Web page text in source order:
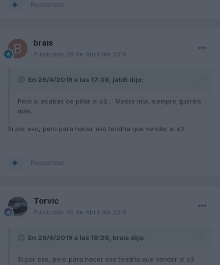
Responder
brais
Publicado 29 de Abril del 2019
En 29/4/2019 a las 17:38, jatdt dijo:
Pero si acabas de pillar el s3... Madre mía, siempre queréis
más.
Si por eso, pero para hacer eso tendría que vender el s3
Responder
Torvic
Publicado 30 de Abril del 2019
En 29/4/2019 a las 18:28, brais dijo:
Si por eso, pero para hacer eso tendría que vender el s3